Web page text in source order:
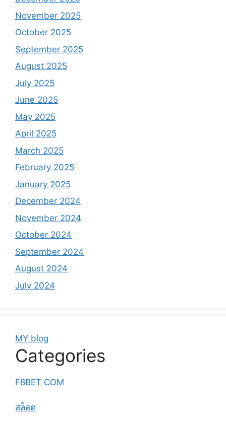
November 2025
October 2025
September 2025
August 2025
July 2025
June 2025
May 2025
April 2025
March 2025
February 2025
January 2025
December 2024
November 2024
October 2024
September 2024
August 2024
July 2024
MY blog
Categories
F8BET COM
สล็อต